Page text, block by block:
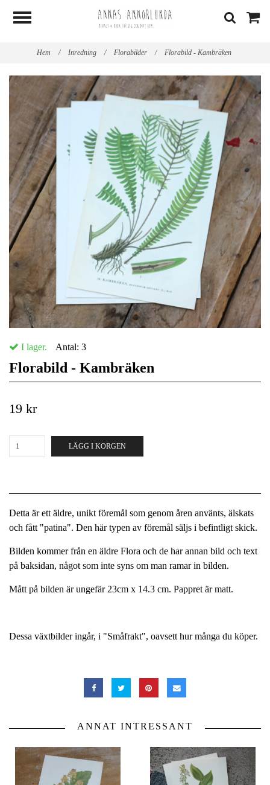
Hem / Inredning / Florabilder / Florabild - Kambräken
I lager. Antal: 3
Florabild - Kambräken
19 kr
LÄGG I KORGEN
Detta är ett äldre, unikt föremål som genom åren använts, älskats
och fått "patina". Den här typen av föremål säljs i befintligt skick.
Bilden kommer från en äldre Flora och de har annan bild och text
på baksidan, något som inte syns om man ramar in bilden.
Mått på bilden är ungefär 23cm x 14.3 cm. Pappret är matt.
Dessa växtbilder ingår, i "Småfrakt", oavsett hur många du köper.
ANNAT INTRESSANT